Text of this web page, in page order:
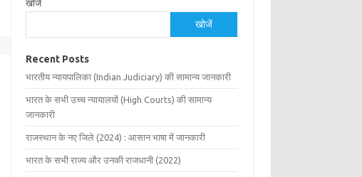
खोजें
खोजें
Recent Posts
भारतीय न्यायपालिका (Indian Judiciary) की सामान्य जानकारी
भारत के सभी उच्च न्यायालयों (High Courts) की सामान्य
जानकारी
राजस्थान के नए जिले (2024) : आसान भाषा में जानकारी
भारत के सभी राज्य और उनकी राजधानी (2022)